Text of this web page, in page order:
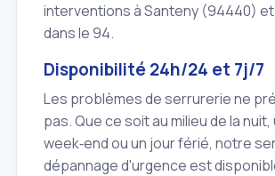
interventions à Santeny (94440)
dans le 94.
Disponibilité 24h/24 et 7j/7
Les problèmes de serrurerie ne
pas. Que ce soit au milieu de la nuit,
week‑end ou un jour férié, notre
dépannage d'urgence est